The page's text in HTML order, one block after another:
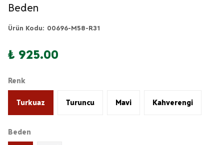
Beden
Ürün Kodu: 00696-M58-R31
₺ 925.00
Renk
Turkuaz Turuncu Mavi Kahverengi
Beden